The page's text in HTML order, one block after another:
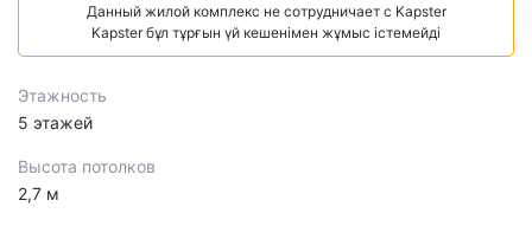
Данный жилой комплекс не сотрудничает с Kapster
Kapster бұл тұрғын үй кешенімен жұмыс істемейді
Этажность
5 этажей
Высота потолков
2,7 м